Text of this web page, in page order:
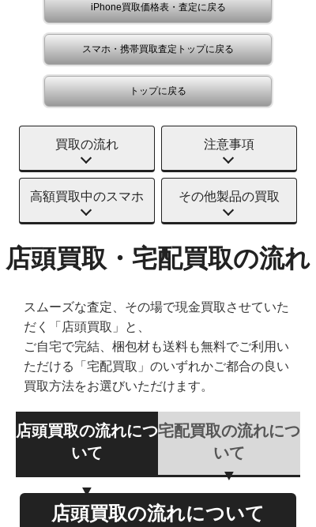
iPhone買取価格表・査定に戻る
スマホ・携帯買取査定トップに戻る
トップに戻る
買取の流れ 注意事項
高額買取中のスマホ その他製品の買取
店頭買取・宅配買取の流れ
スムーズな査定、その場で現金買取させていた
だく「店頭買取」と、
ご自宅で完結、梱包材も送料も無料でご利用い
ただける「宅配買取」のいずれかご都合の良い
買取方法をお選びいただけます。
店頭買取の流れにつ
いて
宅配買取の流れにつ
いて
店頭買取の流れについて